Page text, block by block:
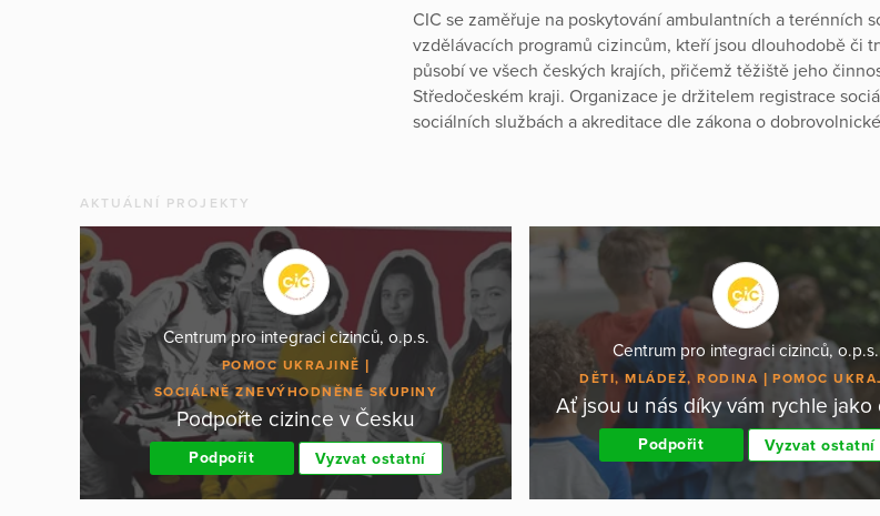
CIC se zaměřuje na poskytování ambulantních a terénních
vzdělávacích programů cizincům, kteří jsou dlouhodobě či
působí ve všech českých krajích, přičemž těžiště jeho
Středočeském kraji. Organizace je držitelem registrace
sociálních službách a akreditace dle zákona o
AKTUÁLNÍ PROJEKTY
Centrum pro integraci cizinců, o.p.s.
POMOC UKRAJINĚ
SOCIÁLNĚ ZNEVÝHODNĚNÉ SKUPINY
Podpořte cizince v Česku
Podpořit Vyzvat ostatní
Centrum pro integraci cizinců, o.p.s.
DĚTI, MLÁDEŽ, RODINA POMOC
Ať jsou u nás díky vám rychle jako
Podpořit Vyzvat ostatní